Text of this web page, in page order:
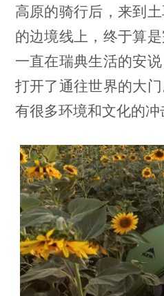
高原的骑行后，来到
的边境线上，终于算
一直在瑞典生活的安
打开了通往世界的大
有很多环境和文化的冲